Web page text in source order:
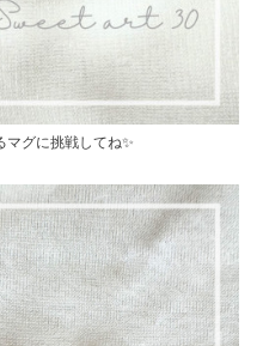
マグに挑戦してね✨